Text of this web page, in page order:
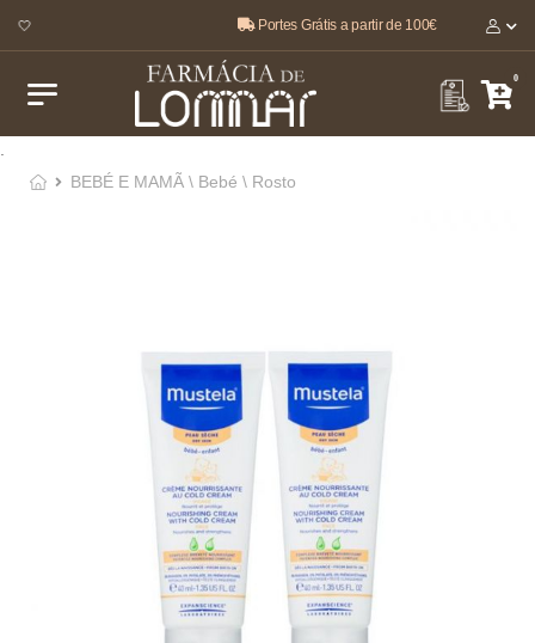
🤍 Portes Grátis a partir de 100€
0
BEBÉ E MAMÃ \ Bebé \ Rosto